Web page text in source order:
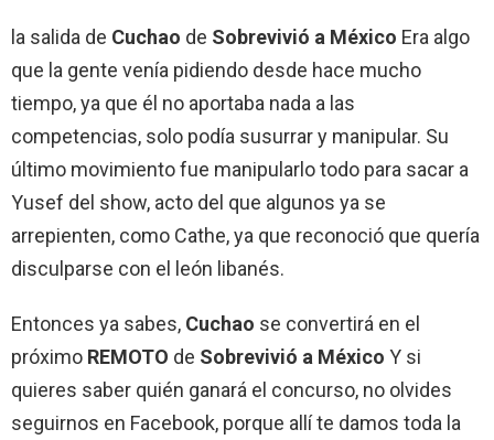
la salida de Cuchao de Sobrevivió a México Era algo
que la gente venía pidiendo desde hace mucho
tiempo, ya que él no aportaba nada a las
competencias, solo podía susurrar y manipular. Su
último movimiento fue manipularlo todo para sacar a
Yusef del show, acto del que algunos ya se
arrepienten, como Cathe, ya que reconoció que quería
disculparse con el león libanés.
Entonces ya sabes, Cuchao se convertirá en el
próximo REMOTO de Sobrevivió a México Y si
quieres saber quién ganará el concurso, no olvides
seguirnos en Facebook, porque allí te damos toda la